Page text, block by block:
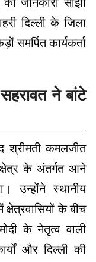
दिल्ली के जिला
समर्पित कार्यकर्ता
ने बांटे
श्रीमती कमलजीत
के अंतर्गत आने
उन्होंने स्थानीय
क्षेत्रवासियों के बीच
के नेतृत्व वाली
और दिल्ली की